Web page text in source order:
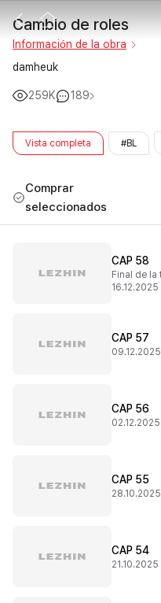
Cambio de roles
Información de la obra
damheuk
259K 189
Vista completa #BL
Comprar
seleccionados
CAP 58
16.12.2025
CAP 57
09.12.2025
CAP 56
02.12.2025
CAP 55
28.10.2025
CAP 54
21.10.2025